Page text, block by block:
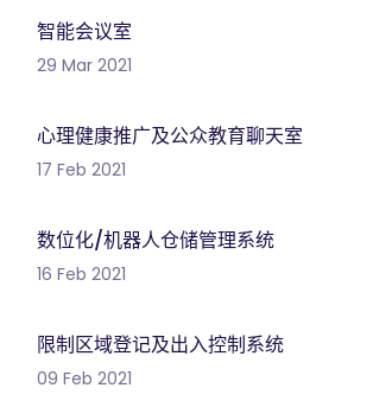
智能会议室
29 Mar 2021
心理健康推广及公众教育聊天室
17 Feb 2021
数位化/机器人仓储管理系统
16 Feb 2021
限制区域登记及出入控制系统
09 Feb 2021